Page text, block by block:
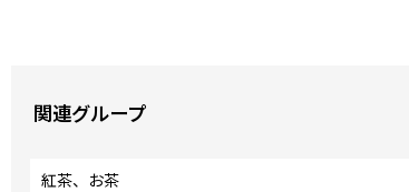
関連グループ
紅茶、お茶